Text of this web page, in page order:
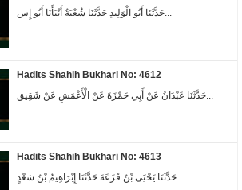
Hadits Shahih Bukhari No: 4612
Hadits Shahih Bukhari No: 4613
حَدَّثَنَا يَحْيَى بْنُ قَزَعَةَ حَدَّثَنَا إِبْرَاهِيمُ بْنُ سَعْدٍ ...